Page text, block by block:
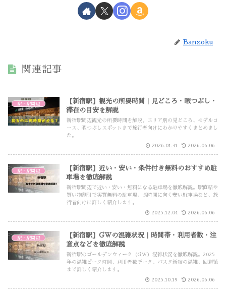
Banzoku
関連記事
駅・駅周辺
【新宿駅】観光の所要時間｜見どころ・暇つぶし・
滞在の目安を解説
新宿駅周辺観光の所要時間を解説。エリア別の見どころ、モデルコ
ース、暇つぶしスポットまで旅行者向けにわかりやすくまとめまし
た。
2026.01.31 2026.06.06
駅・駅周辺
【新宿駅】近い・安い・条件付き無料のおすすめ駐
車場を徹底解説
新宿駅周辺で近い・安い・無料になる駐車場を徹底解説。駅直結や
買い物割引で実質無料の駐車場、長時間に向く安い駐車場など、旅
行者向けに詳しく紹介します。
2025.12.04 2026.06.06
駅・駅周辺
【新宿駅】GWの混雑状況｜時間帯・利用者数・注
意点などを徹底解説
新宿駅のゴールデンウィーク（GW）混雑状況を徹底解説。2025
年の混雑ピーク時間、利用者数データ、バスタ新宿の混雑、回避策
まで詳しく紹介します。
2025.10.19 2026.06.06